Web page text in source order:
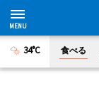
34°C 食べる